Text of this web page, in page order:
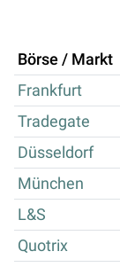
Börse / Markt
Frankfurt
Tradegate
Düsseldorf
München
L&S
Quotrix